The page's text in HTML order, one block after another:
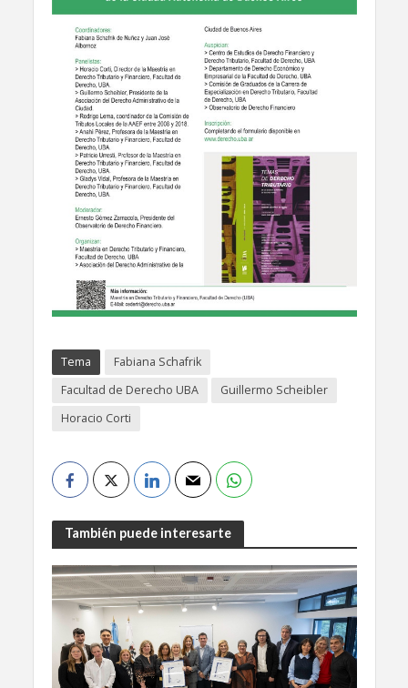
Tema
Fabiana Schafrik
Facultad de Derecho UBA
Guillermo Scheibler
Horacio Corti
También puede interesarte